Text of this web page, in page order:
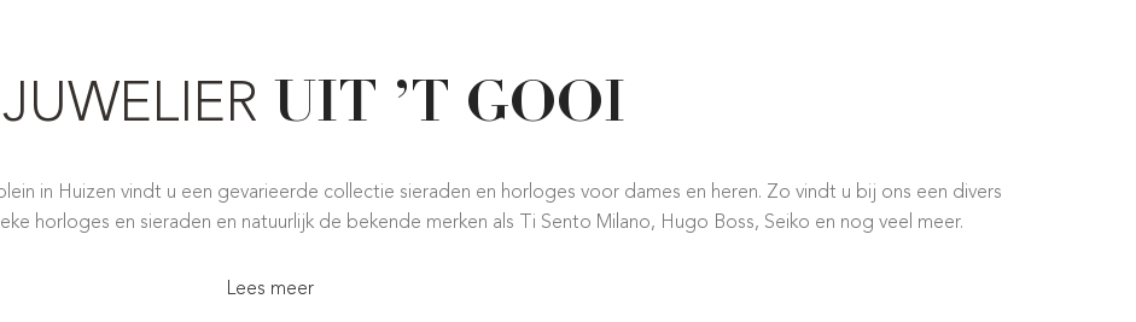
UIT ’T GOOI
in Huizen vindt u een gevarieerde collectie sieraden en horloges voor dames en heren. Zo vindt u bij ons een divers
horloges en sieraden en natuurlijk de bekende merken als Ti Sento Milano, Hugo Boss, Seiko en nog veel meer.
Lees meer